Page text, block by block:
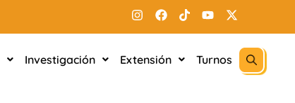
Investigación Extensión Turnos